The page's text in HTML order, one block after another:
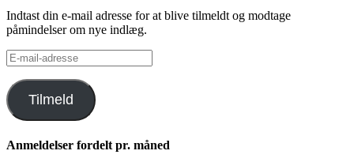
Indtast din e-mail adresse for at blive tilmeldt og modtage
påmindelser om nye indlæg.
E-
mail-
adresse
Tilmeld
Anmeldelser fordelt pr. måned